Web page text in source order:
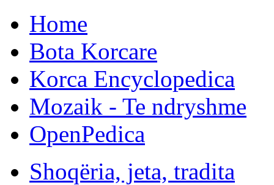
Home
Bota Korcare
Korca Encyclopedica
Mozaik - Te ndryshme
OpenPedica
Shoqëria, jeta, tradita